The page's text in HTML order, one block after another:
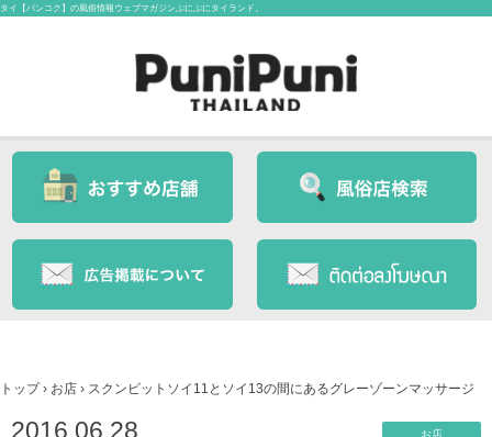
タイ【バンコク】の風俗情報ウェブマガジンぷにぷにタイランド。
トップ › お店 › スクンビットソイ11とソイ13の間にあるグレーゾーンマッサージ
2016.06.28 お店